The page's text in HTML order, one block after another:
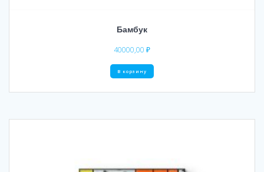
Бамбук
40000,00 ₽
В корзину